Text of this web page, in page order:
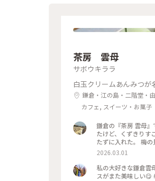
茶房 雲母
サボウキララ
白玉クリームあんみつが
鎌倉・江の島・二階堂・
カフェ, スイーツ・お菓子
鎌倉の『茶房 雲母
たけど、くずきりす
たずに入れた。 梅
間くらいなら、並んでも食べたいクオリティ。 #神
鎌倉
2026.03.01
私の大好きな鎌倉雲
スがまた美味しい